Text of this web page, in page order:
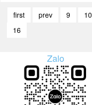
first prev 9 10
16
Zalo